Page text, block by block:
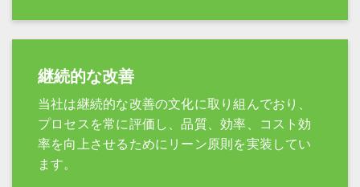
継続的な改善
当社は継続的な改善の文化に取り組んでおり、
プロセスを常に評価し、品質、効率、コスト効
率を向上させるためにリーン原則を実装してい
ます。